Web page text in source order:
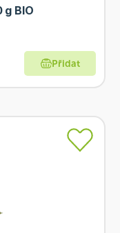
BIO
Přidat